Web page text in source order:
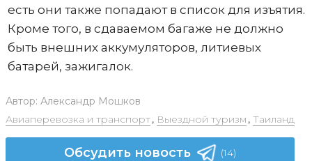
есть они также попадают в список для изъятия.
Кроме того, в сдаваемом багаже не должно
быть внешних аккумуляторов, литиевых
батарей, зажигалок.
Автор: Александр Мошков
Авиаперевозка и транспорт, Выездной туризм , Таиланд
Обсудить новость (14)